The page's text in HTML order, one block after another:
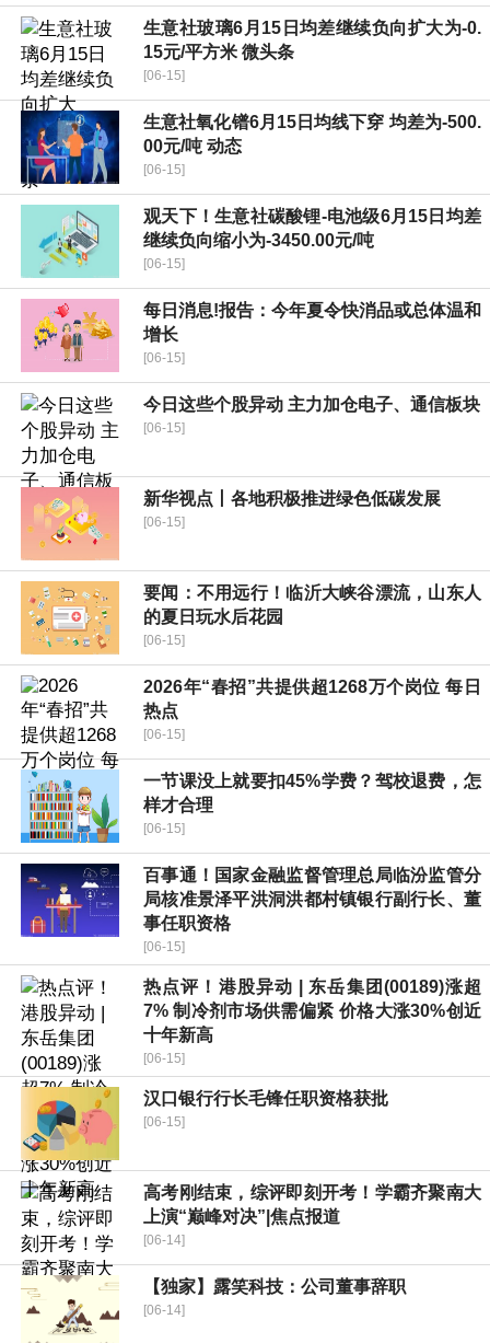
生意社玻璃6月15日均差继续负向扩大为-0.
15元/平方米 微头条
[06-15]
生意社氧化镨6月15日均线下穿 均差为-500.
00元/吨 动态
[06-15]
观天下！生意社碳酸锂-电池级6月15日均差
继续负向缩小为-3450.00元/吨
[06-15]
每日消息!报告：今年夏令快消品或总体温和
增长
[06-15]
今日这些个股异动 主力加仓电子、通信板块
[06-15]
新华视点丨各地积极推进绿色低碳发展
[06-15]
要闻：不用远行！临沂大峡谷漂流，山东人
的夏日玩水后花园
[06-15]
2026年“春招”共提供超1268万个岗位 每日
热点
[06-15]
一节课没上就要扣45%学费？驾校退费，怎
样才合理
[06-15]
百事通！国家金融监督管理总局临汾监管分
局核准景泽平洪洞洪都村镇银行副行长、董
事任职资格
[06-15]
热点评！港股异动 | 东岳集团(00189)涨超
7% 制冷剂市场供需偏紧 价格大涨30%创近
十年新高
[06-15]
汉口银行行长毛锋任职资格获批
[06-15]
高考刚结束，综评即刻开考！学霸齐聚南大
上演“巅峰对决”|焦点报道
[06-14]
【独家】露笑科技：公司董事辞职
[06-14]